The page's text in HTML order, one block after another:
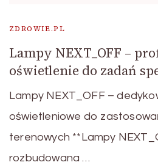
ZDROWIE.PL
Lampy NEXT_OFF –
oświetlenie do zadań
Lampy NEXT_OFF –
oświetleniowe do
terenowych **Lampy
rozbudowana …